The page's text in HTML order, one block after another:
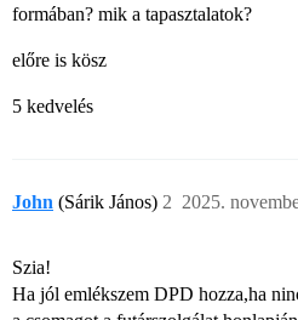
formában? mik a tapasztalatok?
előre is kösz
5 kedvelés
John (Sárik János) 2025.
2
Szia!
Ha jól emlékszem DPD hozza,ha